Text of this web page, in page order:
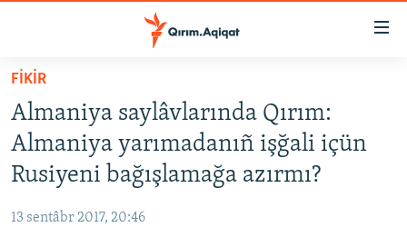
Esas
qaytmaq
Baş
navigatsiyağa
qaytmaq
Qıdıruvğa
HABERLER
SİYASET
İQTİSADİYAT
MEDENİYET
FİKİR
Almaniya saylâvlarında Qırım:
Almaniya yarımadanıñ işğali içün
Rusiyeni bağışlamağa azırmı?
13 sentâbr 2017, 20:46